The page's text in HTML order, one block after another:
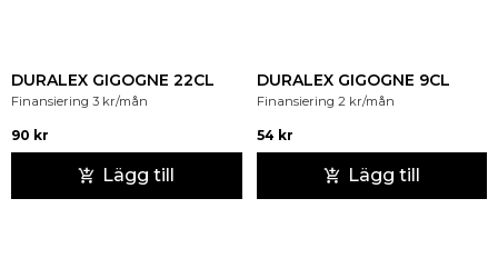
DURALEX GIGOGNE 22CL
Finansiering 3 kr/mån
90 kr
Lägg till
DURALEX GIGOGNE 9CL
Finansiering 2 kr/mån
54 kr
Lägg till